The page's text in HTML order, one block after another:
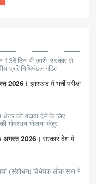
13वें दिन भी जारी, सरकार से
प्रतिनिधिमंडल गठित
2026। झारखंड में भर्ती परीक्षा
को बढावा देने के लिए
गोबरधन योजना मंजूर
अगस्त 2026। सरकार देश में
(संशोधन) विधेयक लोक सभा में